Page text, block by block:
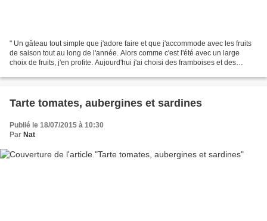
" Un gâteau tout simple que j'adore faire et que j'accommode avec les fruits
de saison tout au long de l'année. Alors comme c'est l'été avec un large
choix de fruits, j'en profite. Aujourd'hui j'ai choisi des framboises et des
Tarte tomates, aubergines et sardines
Publié le 18/07/2015 à 10:30
Par Nat